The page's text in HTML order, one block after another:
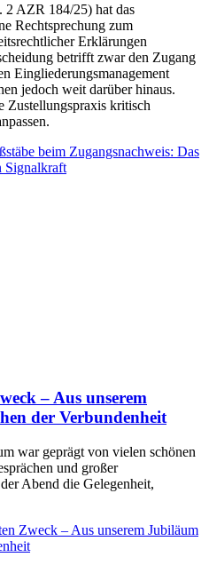
AZR 184/25) hat das
Rechtsprechung zum
Erklärungen
betrifft zwar den Zugang
Eingliederungsmanagement
jedoch weit darüber hinaus.
Zustellungspraxis kritisch
beim Zugangsnachweis: Das
Signalkraft
– Aus unserem
der Verbundenheit
war geprägt von vielen schönen
und großer
Abend die Gelegenheit,
Zweck – Aus unserem Jubiläum